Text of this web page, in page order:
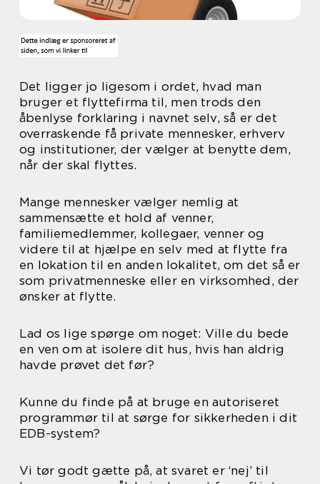
Det ligger jo ligesom i ordet, hvad man
bruger et flyttefirma til, men trods den
åbenlyse forklaring i navnet selv, så er det
overraskende få private mennesker, erhverv
og institutioner, der vælger at benytte dem,
når der skal flyttes.
Mange mennesker vælger nemlig at
sammensætte et hold af venner,
familiemedlemmer, kollegaer, venner og
videre til at hjælpe en selv med at flytte fra
en lokation til en anden lokalitet, om det så er
som privatmenneske eller en virksomhed, der
ønsker at flytte.
Lad os lige spørge om noget: Ville du bede
en ven om at isolere dit hus, hvis han aldrig
havde prøvet det før?
Kunne du finde på at bruge en autoriseret
programmør til at sørge for sikkerheden i dit
EDB-system?
Vi tør godt gætte på, at svaret er ‘nej’ til